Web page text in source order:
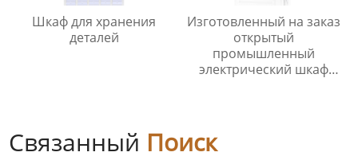
Шкаф для хранения
деталей
Изготовленный на заказ
открытый
промышленный
электрический шкаф
главного выключателя с
Связанный Поиск